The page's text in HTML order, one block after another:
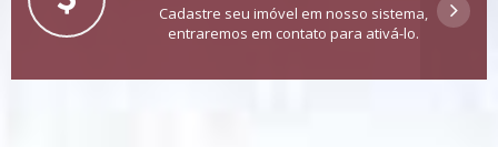
Cadastre seu imóvel em nosso sistema,
entraremos em contato para ativá-lo.